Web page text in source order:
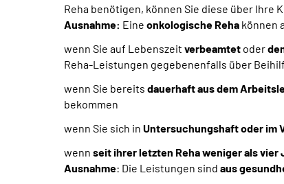
Reha benötigen, können Sie diese über Ihre
Ausnahme: Eine onkologische Reha können
wenn Sie auf Lebenszeit verbeamtet oder
Reha-Leistungen gegebenenfalls über
wenn Sie bereits dauerhaft aus dem
bekommen
wenn Sie sich in Untersuchungshaft oder im
wenn seit ihrer letzten Reha weniger als vier
Ausnahme: Die Leistungen sind aus